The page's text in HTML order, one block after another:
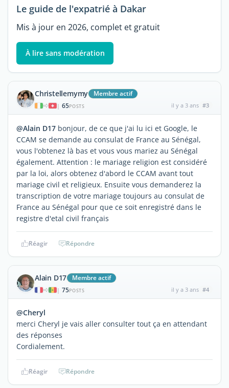
Le guide de l'expatrié à Dakar
Mis à jour en 2026, complet et gratuit
À lire sans modération
Christellemymy Membre actif
| 65POSTS il y a 3 ans #3
@Alain D17 bonjour, de ce que j'ai lu ici et Google, le
CCAM se demande au consulat de France au Sénégal,
vous l'obtenez là bas et vous vous mariez au Sénégal
également. Attention : le mariage religion est considéré
par la loi, alors obtenez d'abord le CCAM avant tout
mariage civil et religieux. Ensuite vous demanderez la
transcription de votre mariage toujours au consulat de
France au Sénégal pour que ce soit enregistré dans le
registre d'etal civil français
Réagir Répondre
Alain D17 Membre actif
| 75POSTS il y a 3 ans #4
@Cheryl
merci Cheryl je vais aller consulter tout ça en attendant
des réponses
Cordialement.
Réagir Répondre